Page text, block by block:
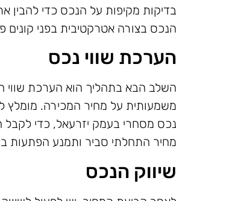
בדיקות מקיפות על הנכס כדי להבין
הנכס בצורה אטרקטיבית בפני קונים
הערכת שווי נכס
השלב הבא בתהליך הוא הערכת שווי
משמעותית על מחיר המכירה. מומלץ
נכס מסחרי בעמק יזרעאל, כדי לקבל
מחיר התחלתי סביר ותמנע הפתעות
שיווק הנכס